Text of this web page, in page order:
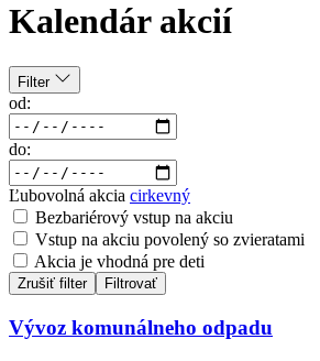
Kalendár akcií
Filter
od:
do:
Ľubovolná akcia cirkevný
Bezbariérový vstup na akciu
Vstup na akciu povolený so zvieratami
Akcia je vhodná pre deti
Zrušiť filter Filtrovať
Vývoz komunálneho odpadu